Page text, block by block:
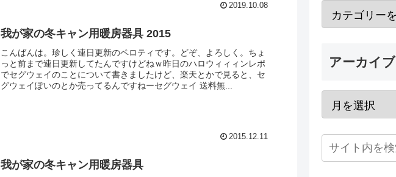
2019.10.08
我が家の冬キャン用暖房器具 2015
こんばんは。珍しく連日更新のペロティです。どぞ、よろしく。ちょ
っと前まで連日更新してたんですけどねｗ昨日のハロウィィィンレポ
でセグウェイのことについて書きましたけど、楽天とかで見ると、セ
グウェイぽいのとか売ってるんですねーセグウェイ 送料無...
2015.12.11
我が家の冬キャン用暖房器具
アーカイブ